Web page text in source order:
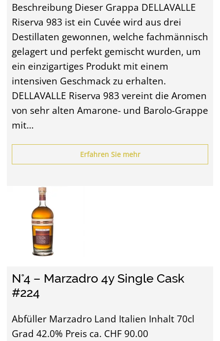
Beschreibung Dieser Grappa DELLAVALLE
Riserva 983 ist ein Cuvée wird aus drei
Destillaten gewonnen, welche fachmännisch
gelagert und perfekt gemischt wurden, um
ein einzigartiges Produkt mit einem
intensiven Geschmack zu erhalten.
DELLAVALLE Riserva 983 vereint die Aromen
von sehr alten Amarone- und Barolo-Grappe
mit…
Erfahren Sie mehr
N°4 – Marzadro 4y Single Cask
#224
Abfüller Marzadro Land Italien Inhalt 70cl
Grad 42.0% Preis ca. CHF 90.00